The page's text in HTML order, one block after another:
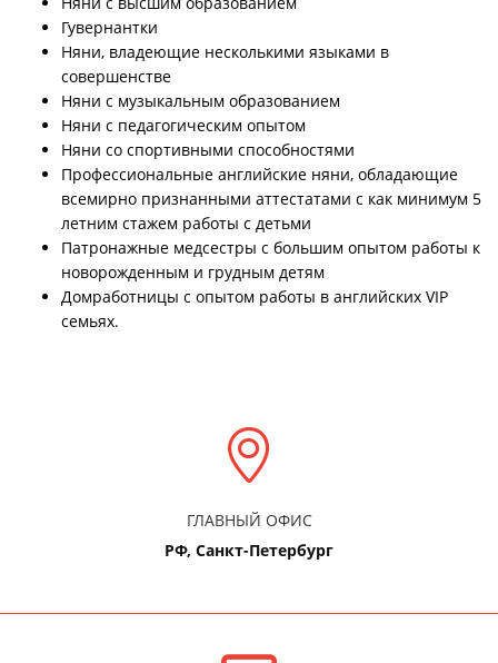
Гувернантки
Няни, владеющие несколькими языками в
совершенстве
Няни с музыкальным образованием
Няни с педагогическим опытом
Няни со спортивными способностями
Профессиональные английские няни, обладающие
всемирно признанными аттестатами с как минимум 5
летним стажем работы с детьми
Патронажные медсестры с большим опытом работы к
новорожденным и грудным детям
Домработницы с опытом работы в английских VIP
семьях.
ГЛАВНЫЙ ОФИС
РФ, Санкт-Петербург